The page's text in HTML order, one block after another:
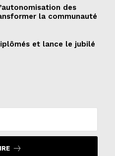
des
la communauté
et lance le jubilé